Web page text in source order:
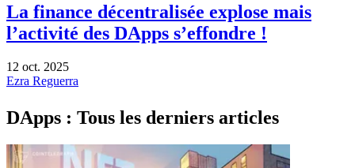
La finance décentralisée explose mais
l’activité des DApps s’effondre !
12 oct. 2025
Ezra Reguerra
DApps : Tous les derniers articles